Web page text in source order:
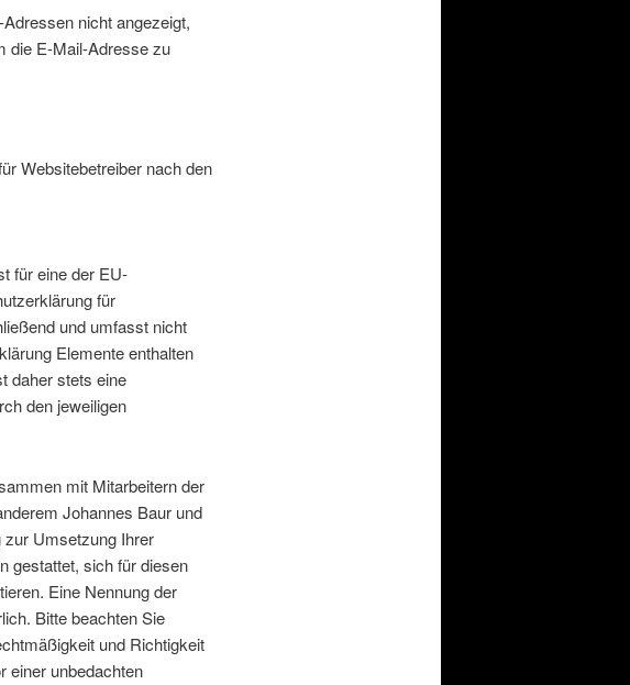
nicht angezeigt,
die E-Mail-Adresse zu
Websitebetreiber nach den
für eine der EU-
für
und umfasst nicht
Elemente enthalten
daher stets eine
den jeweiligen
mit Mitarbeitern der
Johannes Baur und
zur Umsetzung Ihrer
gestattet, sich für diesen
Eine Nennung der
Bitte beachten Sie
und Richtigkeit
einer unbedachten